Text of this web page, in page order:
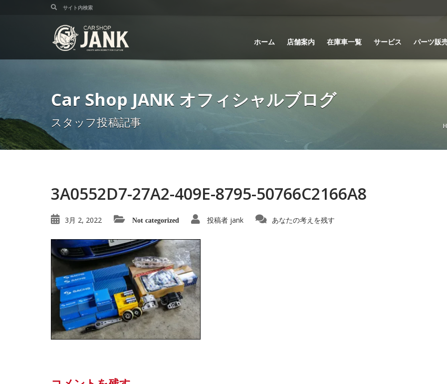
ホーム 店舗案内 在庫車一覧 サービス パーツ販
Car Shop JANK オフィシャルブログ
スタッフ投稿記事
3A0552D7-27A2-409E-8795-50766C2166A8
3月 2, 2022 Not categorized 投稿者 jank あなたの考えを残す